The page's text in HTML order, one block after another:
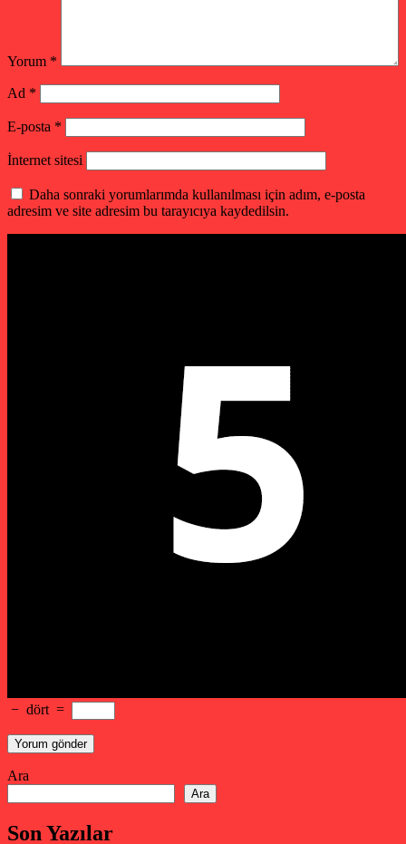
Yorum *
Ad *
E-posta *
İnternet sitesi
Daha sonraki yorumlarımda kullanılması için adım, e-posta
adresim ve site adresim bu tarayıcıya kaydedilsin.
− dört =
Ara
Ara
Son Yazılar